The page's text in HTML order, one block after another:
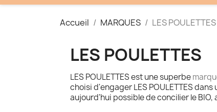
Accueil MARQUES LES POULETTES
LES POULETTES
LES POULETTES est une superbe
choisi d'engager LES POULETTES
aujourd'hui possible de concilier le